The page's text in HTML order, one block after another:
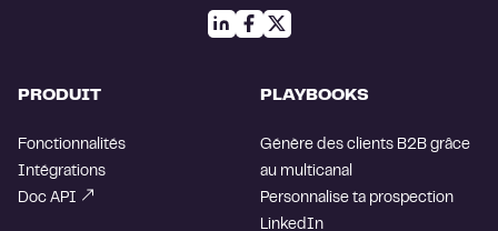
PRODUIT
Fonctionnalités
Intégrations
Doc API
PLAYBOOKS
Génère des clients B2B grâce
au multicanal
Personnalise ta prospection
LinkedIn